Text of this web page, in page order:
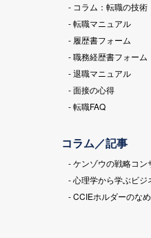
- コラム：転職の技術
- 転職マニュアル
- 履歴書フォーム
- 職務経歴書フォーム
- 退職マニュアル
- 面接の心得
- 転職FAQ
コラム／記事
- ケンゾウの戦略コン
- 心理学から学ぶビ
- CCIEホルダーのな